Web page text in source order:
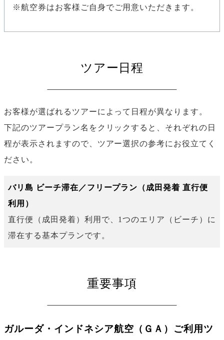
※航空券はお客様ご自身でご用意いただきます。
ツアー日程
お客様が選ばれるツアーによって日程が異なります。
下記のツアープラン名をクリックすると、それぞれの日
程が表示されますので、ツアー選択の参考にお役立てく
ださい。
バリ島 ビーチ滞在／フリープラン（成田発着 直行便
利用）
直行便（成田発着）利用で、1つのエリア（ビーチ）に
滞在する基本プランです。
重要事項
ガルーダ・インドネシア航空（ＧＡ）ご利用ツ